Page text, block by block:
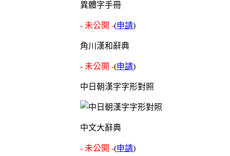
異體字手冊
- 未公開 -(申請)
角川漢和辭典
- 未公開 -(申請)
中日朝漢字字形對照
中文大辭典
- 未公開 -(申請)